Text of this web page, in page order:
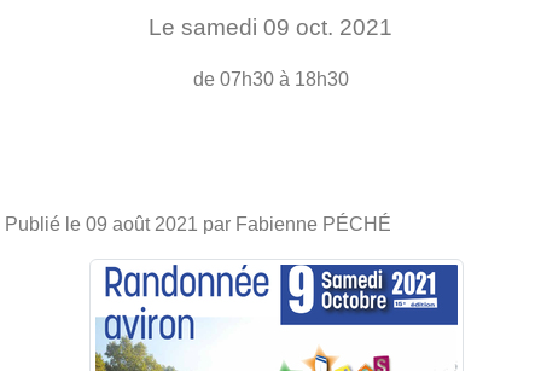
Le samedi 09 oct. 2021
de 07h30 à 18h30
Publié le 09 août 2021 par Fabienne PÉCHÉ